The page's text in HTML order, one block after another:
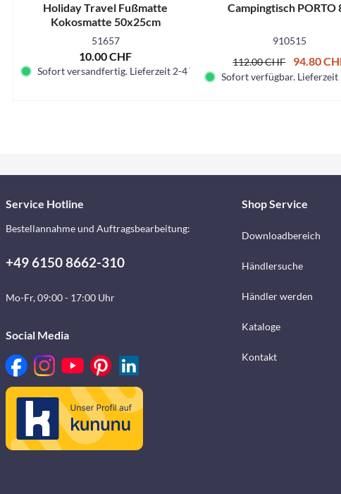
Holiday Travel Fußmatte
Kokosmatte 50x25cm
51657
10.00 CHF
Sofort versandfertig. Lieferzeit 2-4 Tage.
Campingtisch PORTO
910515
112.00 CHF
94.80
Sofort verfügbar. Lieferzeit
Service Hotline
Bestellannahme und Auftragsbearbeitung:
+49 6150 8662-310
Mo-Fr, 09:00 - 17:00 Uhr
Social Media
Shop Service
Downloadbereich
Händlersuche
Händler werden
Kataloge
Kontakt